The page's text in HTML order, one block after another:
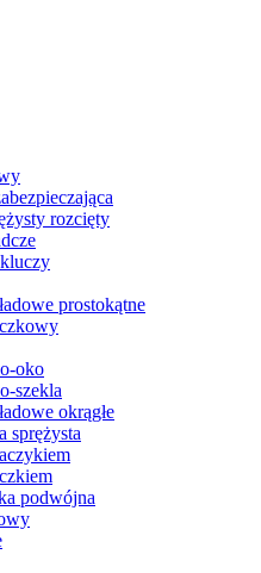
rozcięty
prostokątne
oko
szekla
okrągłe
sprężysta
podwójna